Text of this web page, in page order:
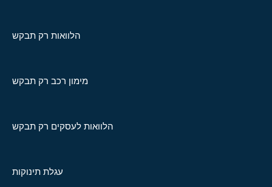
הלוואות רק תבקש
מימון רכב רק תבקש
הלוואות לעסקים רק תבקש
עגלת תינוקות